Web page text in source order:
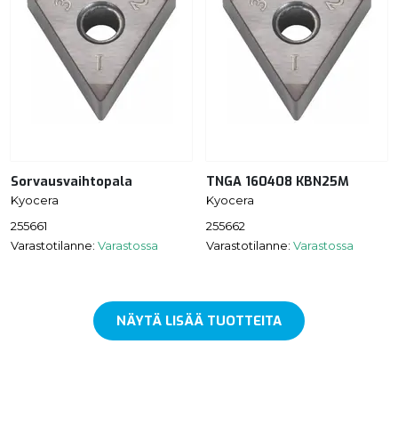
Sorvausvaihtopala
Kyocera
255661
Varastotilanne: Varastossa
TNGA 160408 KBN25M
Kyocera
255662
Varastotilanne: Varastossa
NÄYTÄ LISÄÄ TUOTTEITA